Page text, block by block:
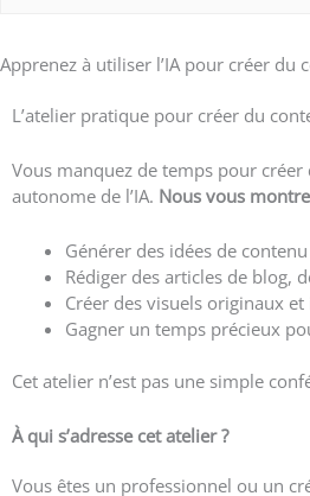
Apprenez à utiliser l’IA pour créer
L’atelier pratique pour créer du
Vous manquez de temps pour
autonome de l’IA. Nous vous
Générer des idées de
Rédiger des articles de blog,
Créer des visuels originaux
Gagner un temps précieux
Cet atelier n’est pas une simple
À qui s’adresse cet atelier ?
Vous êtes un professionnel ou un